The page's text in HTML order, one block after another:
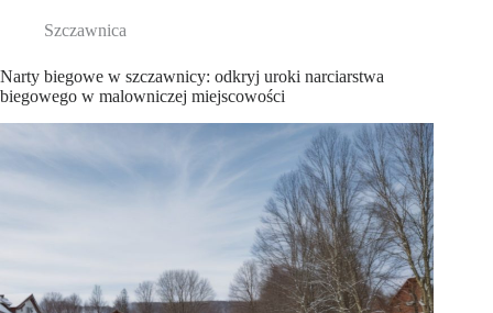
Szczawnica
Narty biegowe w szczawnicy: odkryj uroki narciarstwa
biegowego w malowniczej miejscowości